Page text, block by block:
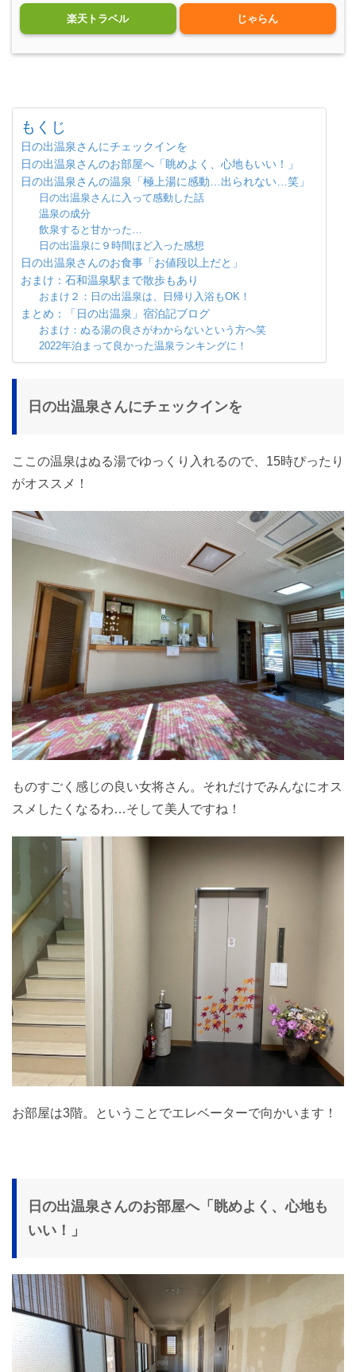
楽天トラベル じゃらん
もくじ
日の出温泉さんにチェックインを
日の出温泉さんのお部屋へ「眺めよく、心地もいい！」
日の出温泉さんの温泉「極上湯に感動…出られない…笑」
日の出温泉さんに入って感動した話
温泉の成分
飲泉すると甘かった…
日の出温泉に９時間ほど入った感想
日の出温泉さんのお食事「お値段以上だと」
おまけ：石和温泉駅まで散歩もあり
おまけ２：日の出温泉は、日帰り入浴もOK！
まとめ：「日の出温泉」宿泊記ブログ
おまけ：ぬる湯の良さがわからないという方へ笑
2022年泊まって良かった温泉ランキングに！
日の出温泉さんにチェックインを
ここの温泉はぬる湯でゆっくり入れるので、15時ぴったり
がオススメ！
ものすごく感じの良い女将さん。それだけでみんなにオス
スメしたくなるわ…そして美人ですね！
お部屋は3階。ということでエレベーターで向かいます！
日の出温泉さんのお部屋へ「眺めよく、心地も
いい！」